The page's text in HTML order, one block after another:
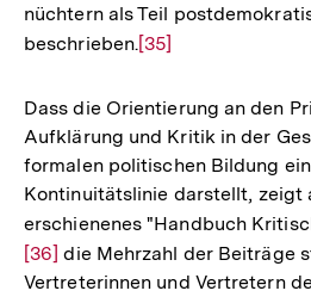
nüchtern als Teil
beschrieben.Zur
der
Fußnote
[35]
Dass die Orientierung an den
Aufklärung und Kritik in der
formalen politischen Bildung
Kontinuitätslinie darstellt, zeigt
erschienenes "Handbuch
[36] die Mehrzahl der Beiträge
Vertreterinnen und Vertretern